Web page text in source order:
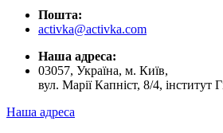
Пошта:
activka@activka.com
Наша адреса:
03057, Україна, м. Київ,
вул. Марії Капніст, 8/4, інститут
Наша адреса